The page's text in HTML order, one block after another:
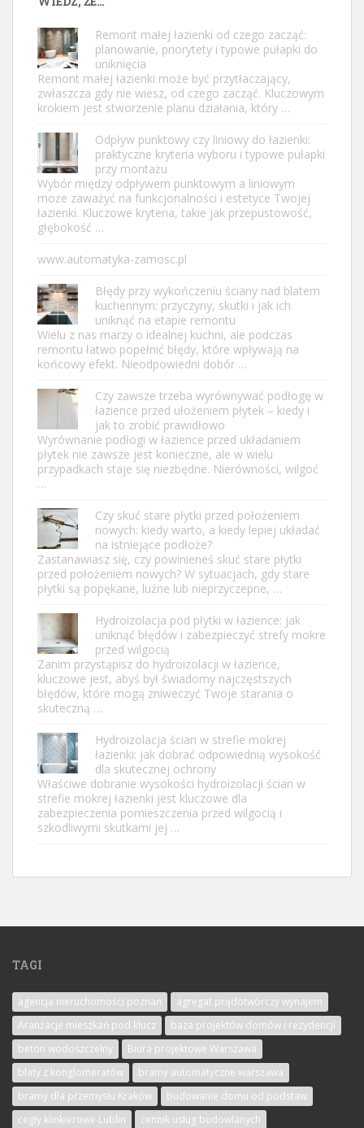
Remont małej łazienki od czego zacząć:
planowanie, priorytety i typowe pułapki do
uniknięcia
Remont małej łazienki może być przytłaczający,
zwłaszcza gdy nie wiesz, od czego zacząć. Kluczowym
krokiem jest stworzenie planu działania, który …
Odpływ punktowy czy liniowy do łazienki:
praktyczne kryteria wyboru i typowe pułapki
przy montażu
Wybór między odpływem punktowym a liniowym
może zaważyć na funkcjonalności i estetyce Twojej
łazienki. Kluczowe kryteria, takie jak przepustowość,
głębokość …
www.automatyka-zamosc.pl
Błędy przy wykończeniu ściany nad blatem
kuchennym: przyczyny, skutki i jak ich
uniknąć na etapie remontu
Wielu z nas marzy o idealnej kuchni, ale podczas
remontu łatwo popełnić błędy, które wpływają na
końcowy efekt. Nieodpowiedni dobór …
Czy zawsze trzeba wyrównywać podłogę w
łazience przed ułożeniem płytek – kiedy i
jak to zrobić prawidłowo
Wyrównanie podłogi w łazience przed układaniem
płytek nie zawsze jest konieczne, ale w wielu
przypadkach staje się niezbędne. Nierówności, wilgoć
…
Czy skuć stare płytki przed położeniem
nowych: kiedy warto, a kiedy lepiej układać
na istniejące podłoże?
Zastanawiasz się, czy powinieneś skuć stare płytki
przed położeniem nowych? W sytuacjach, gdy stare
płytki są popękane, luźne lub nieprzyczepne, …
Hydroizolacja pod płytki w łazience: jak
uniknąć błędów i zabezpieczyć strefy mokre
przed wilgocią
Zanim przystąpisz do hydroizolacji w łazience,
kluczowe jest, abyś był świadomy najczęstszych
błędów, które mogą zniweczyć Twoje starania o
skuteczną …
Hydroizolacja ścian w strefie mokrej
łazienki: jak dobrać odpowiednią wysokość
dla skutecznej ochrony
Właściwe dobranie wysokości hydroizolacji ścian w
strefie mokrej łazienki jest kluczowe dla
zabezpieczenia pomieszczenia przed wilgocią i
szkodliwymi skutkami jej …
TAGI
agencja nieruchomości poznań
agregat prądotwórczy wynajem
Aranżacje mieszkań pod klucz
baza projektów domów i rezydencji
beton wodoszczelny
Biura projektowe Warszawa
blaty z konglomeratów
bramy automatyczne warszawa
bramy dla przemysłu Kraków
budowanie domu od podstaw
cegły klinkierowe Lublin
cennik usług budowlanych